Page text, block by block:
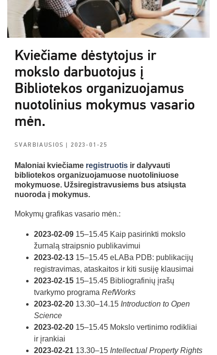
Kviečiame dėstytojus ir
mokslo darbuotojus į
Bibliotekos organizuojamus
nuotolinius mokymus vasario
mėn.
SVARBIAUSIOS| 2023-01-25
Maloniai kviečiame registruotis ir dalyvauti
bibliotekos organizuojamuose nuotoliniuose
mokymuose. Užsiregistravusiems bus atsiųsta
nuoroda į mokymus.
Mokymų grafikas vasario mėn.:
2023-02-09 15–15.45 Kaip pasirinkti mokslo
žurnalą straipsnio publikavimui
2023-02-13 15–15.45 eLABa PDB: publikacijų
registravimas, ataskaitos ir kiti susiję klausimai
2023-02-15 15–15.45 Bibliografinių įrašų
tvarkymo programa RefWorks
2023-02-20 13.30–14.15 Introduction to Open
Science
2023-02-20 15–15.45 Mokslo vertinimo rodikliai
ir įrankiai
2023-02-21 13.30–15 Intellectual Property Rights